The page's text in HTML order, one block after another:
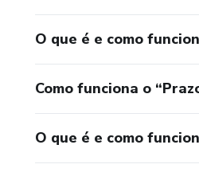
O que é e como
Como funciona o
O que é e como